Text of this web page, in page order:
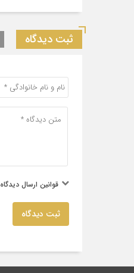
ثبت دیدگاه
قوانین ارسال دیدگاه
ثبت دیدگاه